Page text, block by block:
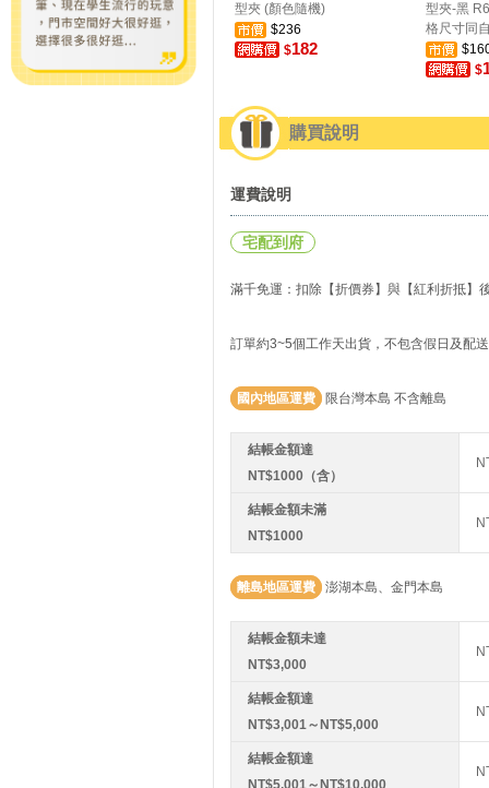
型夾 (顏色隨機)
$236
$182
型夾-黑
格尺寸同
$
購買說明
運費說明
宅配到府
滿千免運：扣除【折價券】與【紅利折抵】
訂單約3~5個工作天出貨，不包含假日及配
國內地區運費 限台灣本島 不含離島
結帳金額達
NT$1000（含）
結帳金額未滿
NT$1000
離島地區運費 澎湖本島、金門本島
結帳金額未達
NT$3,000
結帳金額達
NT$3,001～NT$5,000
結帳金額達
NT$5,001～NT$10,000